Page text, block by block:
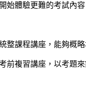
始體驗更難的考試內
整課程講座，能夠概
前複習講座，以考題